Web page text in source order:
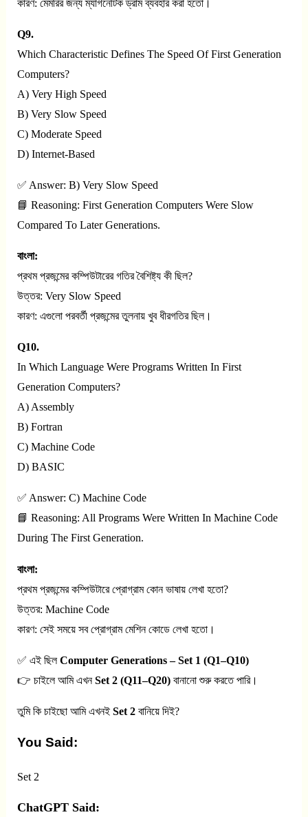
কারণ: মেমরির জন্য ম্যাগনেটিক ড্রাম ব্যবহার করা হতো।
Q9.
Which Characteristic Defines The Speed Of First Generation
Computers?
A) Very High Speed
B) Very Slow Speed
C) Moderate Speed
D) Internet-Based
✅ Answer: B) Very Slow Speed
📘 Reasoning: First Generation Computers Were Slow
Compared To Later Generations.
বাংলা:
প্রথম প্রজন্মের কম্পিউটারের গতির বৈশিষ্ট্য কী ছিল?
উত্তর: Very Slow Speed
কারণ: এগুলো পরবর্তী প্রজন্মের তুলনায় খুব ধীরগতির ছিল।
Q10.
In Which Language Were Programs Written In First
Generation Computers?
A) Assembly
B) Fortran
C) Machine Code
D) BASIC
✅ Answer: C) Machine Code
📘 Reasoning: All Programs Were Written In Machine Code
During The First Generation.
বাংলা:
প্রথম প্রজন্মের কম্পিউটারে প্রোগ্রাম কোন ভাষায় লেখা হতো?
উত্তর: Machine Code
কারণ: সেই সময়ে সব প্রোগ্রাম মেশিন কোডে লেখা হতো।
✅ এই ছিলComputer Generations – Set 1 (Q1–Q10)
👉 চাইলে আমি এখনSet 2 (Q11–Q20)বানানো শুরু করতে পারি।
তুমি কি চাইছো আমি এখনই Set 2বানিয়ে দিই?
You Said:
Set 2
ChatGPT Said: